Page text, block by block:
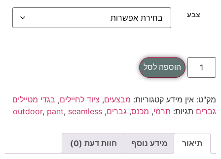
צבע
הוספה לסל
מק"ט: אין מידע קטגוריות: מבצעים, ציוד לחיילים, בגדי מטיילים
גברים תגיות: תרמי, מכנס, גברים,
outdoor, pant, seamless
תיאור מידע נוסף חוות דעת (0)